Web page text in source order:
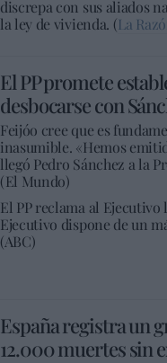
discrepa con sus aliados
la ley de vivienda. (La
El PP promete
desbocarse con
Feijóo cree que es
inasumible. «Hemos
llegó Pedro Sánchez a la
(El Mundo)
El PP reclama al
Ejecutivo dispone de un
(ABC)
España registra un
12.000 muertes sin